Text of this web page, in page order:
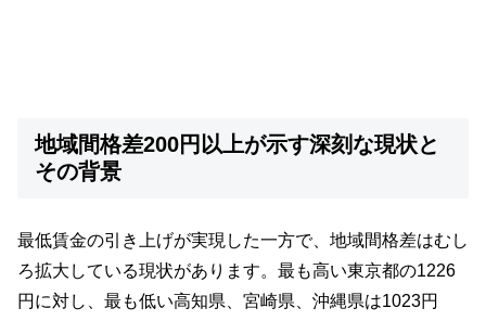
地域間格差200円以上が示す深刻な現状と
その背景
最低賃金の引き上げが実現した一方で、地域間格差はむし
ろ拡大している現状があります。最も高い東京都の1226
円に対し、最も低い高知県、宮崎県、沖縄県は1023円